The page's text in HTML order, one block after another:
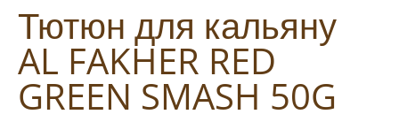
Тютюн для кальяну
AL FAKHER RED
GREEN SMASH 50G